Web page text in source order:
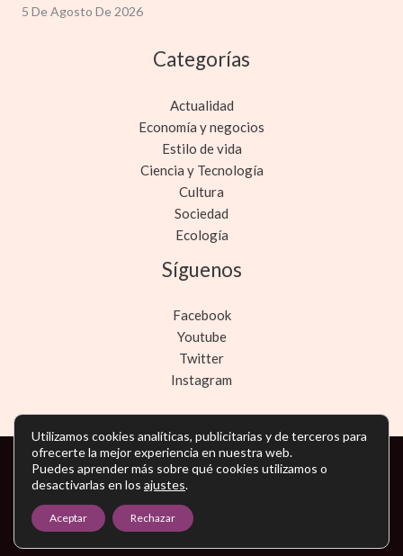
5 De Agosto De 2026
Categorías
Actualidad
Economía y negocios
Estilo de vida
Ciencia y Tecnología
Cultura
Sociedad
Ecología
Síguenos
Facebook
Youtube
Twitter
Instagram
Copyright © Todos los derechos reservados -
noticiasmarketing.es
Política de privacidad- Política de cookies
Utilizamos cookies analíticas, publicitarias y de terceros para
ofrecerte la mejor experiencia en nuestra web.
Puedes aprender más sobre qué cookies utilizamos o
desactivarlas en los ajustes.
Aceptar Rechazar